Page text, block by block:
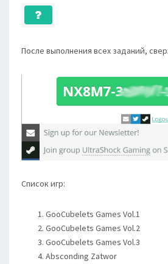
После выполнения всех заданий,
Список игр:
GooCubelets Games Vol.1
GooCubelets Games Vol.2
GooCubelets Games Vol.3
Absconding Zatwor